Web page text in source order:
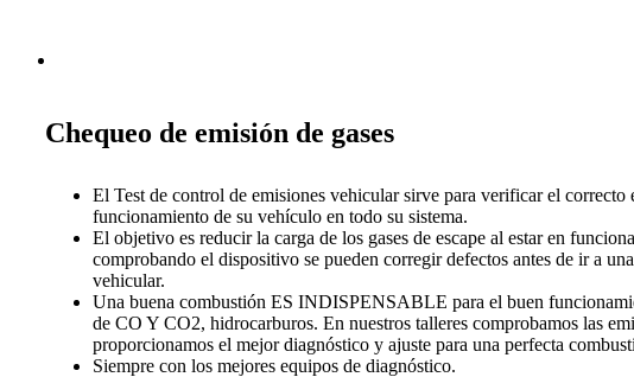
Chequeo de emisión de gases
El Test de control de emisiones vehicular sirve para verificar el correcto
funcionamiento de su vehículo en todo su sistema.
El objetivo es reducir la carga de los gases de escape al estar en
comprobando el dispositivo se pueden corregir defectos antes de ir a
vehicular.
Una buena combustión ES INDISPENSABLE para el buen
de CO Y CO2, hidrocarburos. En nuestros talleres comprobamos las
proporcionamos el mejor diagnóstico y ajuste para una perfecta
Siempre con los mejores equipos de diagnóstico.